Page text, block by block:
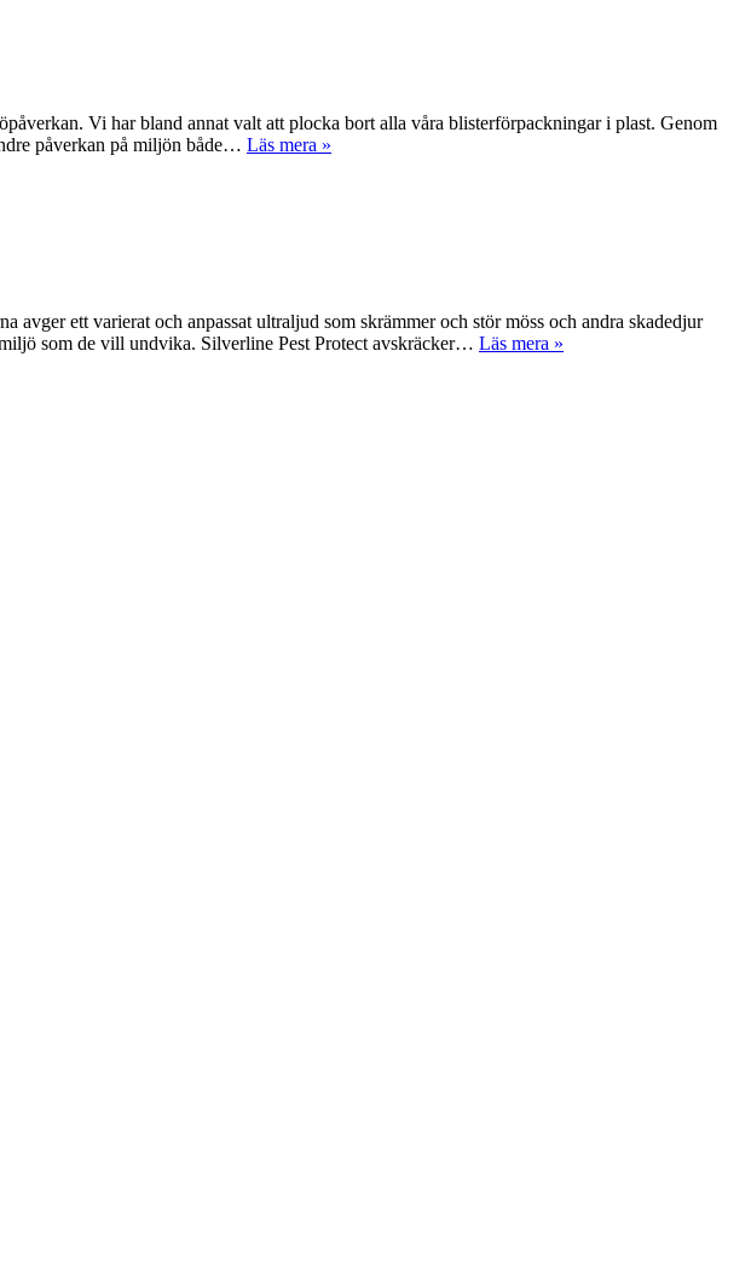
Vi har bland annat valt att plocka bort alla våra blisterförpackningar i plast. Genom
påverkan på miljön både… Läs mera »
avger ett varierat och anpassat ultraljud som skrämmer och stör möss och andra skadedjur
som de vill undvika. Silverline Pest Protect avskräcker… Läs mera »